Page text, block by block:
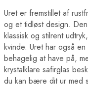
Uret er fremstillet af
og et tidløst design.
klassisk og stilrent
kvinde. Uret har også
behagelig at have på,
krystalklare safirglas
du kan bære dit ur med